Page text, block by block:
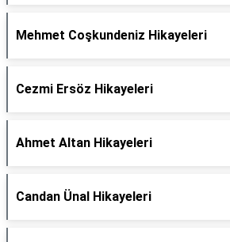
Mehmet Coşkundeniz Hikayeleri
Cezmi Ersöz Hikayeleri
Ahmet Altan Hikayeleri
Candan Ünal Hikayeleri